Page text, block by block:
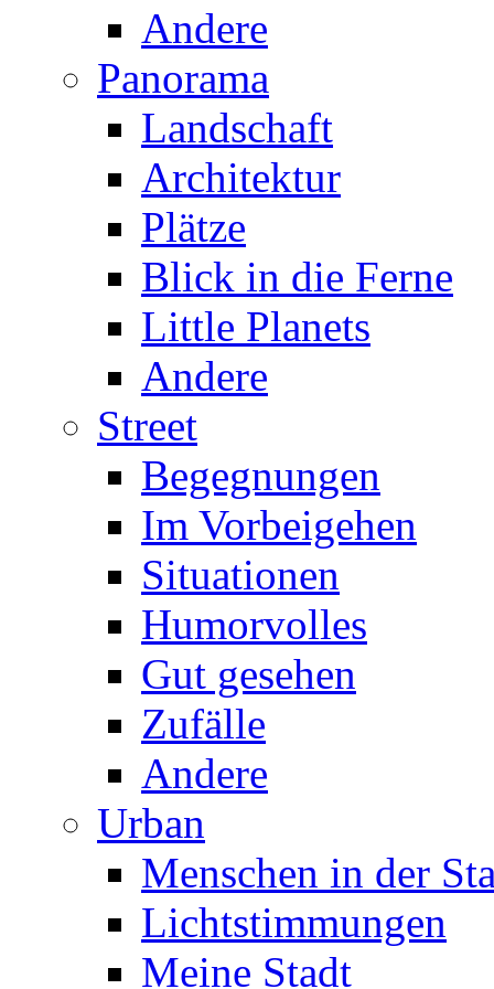
Andere
Panorama
Landschaft
Architektur
Plätze
Blick in die Ferne
Little Planets
Andere
Street
Begegnungen
Im Vorbeigehen
Situationen
Humorvolles
Gut gesehen
Zufälle
Andere
Urban
Menschen in der
Lichtstimmungen
Meine Stadt